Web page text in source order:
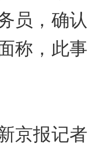
员，确认
称，此事
京报记者